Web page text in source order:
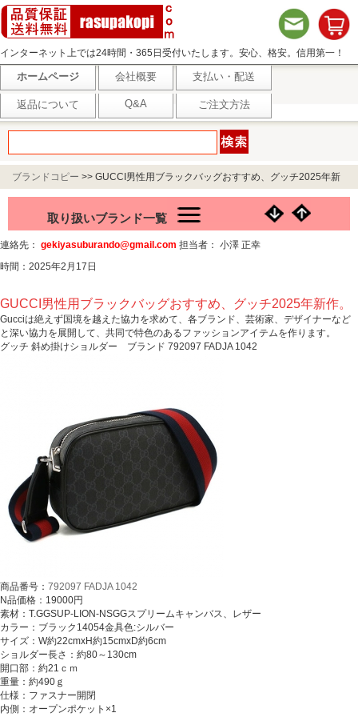
インターネット上では24時間・365日受付いたします。安心、格安。信用第一！
ホームページ 会社概要 支払い・配送
返品について Q&A ご注文方法
ブランドコピー >> GUCCI男性用ブラックバッグおすすめ、グッチ2025年新
取り扱いブランド一覧
連絡先： gekiyasuburando@gmail.com 担当者： 小澤 正幸
時間：2025年2月17日
GUCCI男性用ブラックバッグおすすめ、グッチ2025年新作。
Gucciは絶えず国境を越えた協力を求めて、各ブランド、芸術家、デザイナーなど
と深い協力を展開して、共同で特色のあるファッションアイテムを作ります。
グッチ 斜め掛けショルダー ブランド 792097 FADJA 1042
商品番号： 792097 FADJA 1042
N品価格：19000円
素材：T.GGSUP-LION-NSGGスプリームキャンバス、レザー
カラー：ブラック14054金具色:シルバー
サイズ：W約22cmxH約15cmxD約6cm
ショルダー長さ：約80～130cm
開口部：約21ｃｍ
重量：約490ｇ
仕様：ファスナー開閉
内側：オープンポケット×1